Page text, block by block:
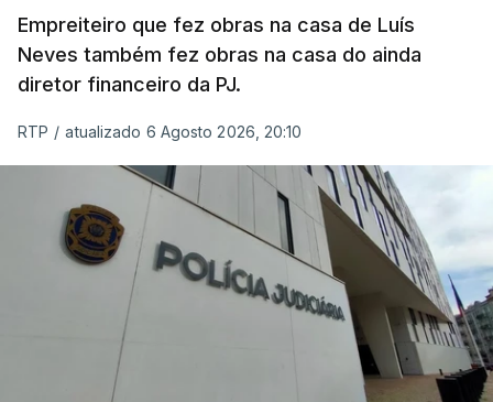
Empreiteiro que fez obras na casa de Luís
Neves também fez obras na casa do ainda
diretor financeiro da PJ.
RTP / atualizado 6 Agosto 2026, 20:10